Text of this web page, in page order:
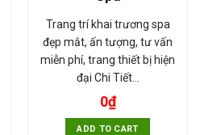
Trang trí khai trương spa
đẹp mắt, ấn tượng, tư vấn
miễn phí, trang thiết bị hiện
đại Chi Tiết…
0₫
ADD TO CART